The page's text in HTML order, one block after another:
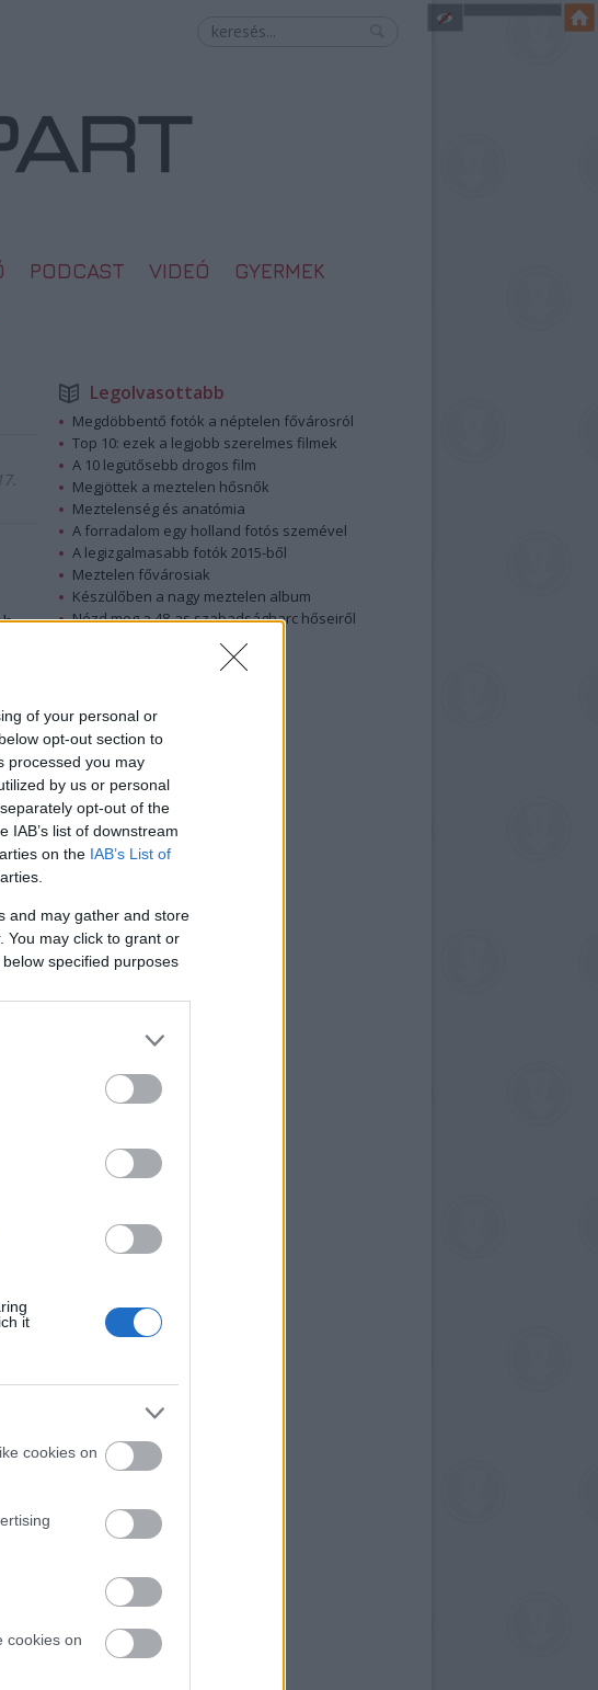
of your personal or
opt-out section to
processed you may
by us or personal
opt-out of the
IAB’s list of downstream
on the IAB’s List of
and may gather and store
You may click to grant or
specified purposes
it
cookies on
cookies on
PODCAST VIDEÓ GYERMEK
Legolvasottabb
Megdöbbentő fotók a néptelen fővárosról
Top 10: ezek a legjobb szerelmes filmek
A 10 legütősebb drogos film
Megjöttek a meztelen hősnők
Meztelenség és anatómia
A forradalom egy holland fotós szemével
A legizgalmasabb fotók 2015-ből
Meztelen fővárosiak
Készülőben a nagy meztelen album
Nézd meg a 48-as szabadságharc hőseiről
Hírlevél feliratkozás